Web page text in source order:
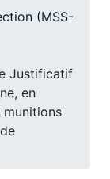
(MSS-
Justificatif
en